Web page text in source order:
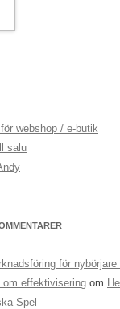
webshop / e-butik
salu
för nybörjare |
om effektivisering om
Spel